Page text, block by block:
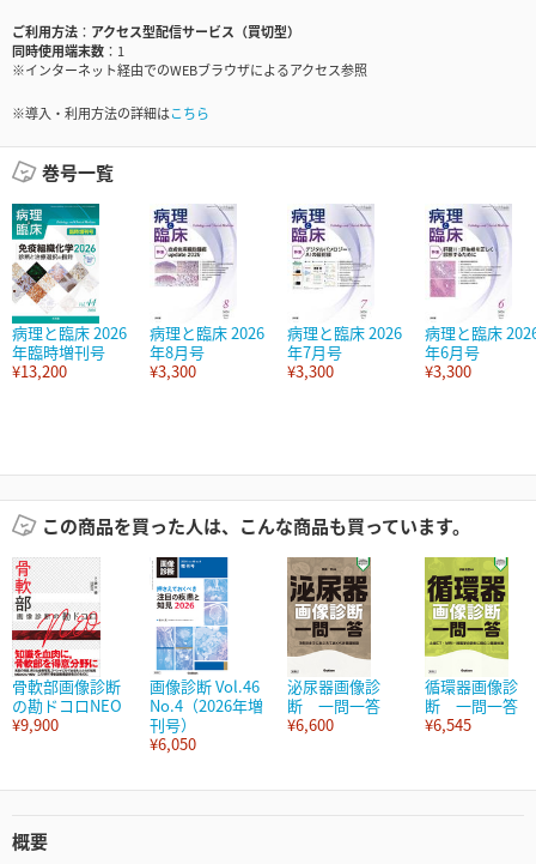
ご利用方法
アクセス型配信サービス（買切型）
同時使用端末数
1
※インターネット経由でのWEBブラウザによるアクセス参照
※導入・利用方法の詳細はこちら
巻号一覧
病理と臨床 2026
年臨時増刊号
¥13,200
病理と臨床 2026
年8月号
¥3,300
病理と臨床 2026
年7月号
¥3,300
病理と臨床
年6月号
¥3,300
この商品を買った人は、こんな商品も買っています。
骨軟部画像診断
の勘ドコロNEO
¥9,900
画像診断 Vol.46
No.4（2026年増
刊号）
¥6,050
泌尿器画像診
断 一問一答
¥6,600
循環器画像診
断 一問一答
¥6,545
概要